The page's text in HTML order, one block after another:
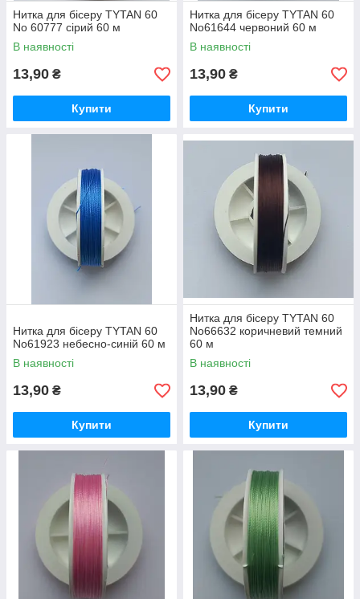
Нитка для бісеру TYTAN 60
No 60777 сірий 60 м
В наявності
13,90 ₴
Купити
Нитка для бісеру TYTAN 60
No61644 червоний 60 м
В наявності
13,90 ₴
Купити
Нитка для бісеру TYTAN 60
No61923 небесно-синій 60 м
В наявності
13,90 ₴
Купити
Нитка для бісеру TYTAN 60
No66632 коричневий темний
60 м
В наявності
13,90 ₴
Купити